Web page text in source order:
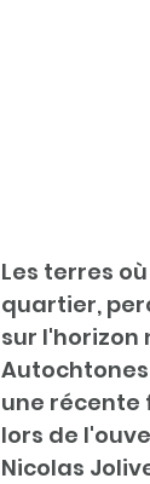
Les terres
quartier,
sur
une récente
lors de
Nicolas